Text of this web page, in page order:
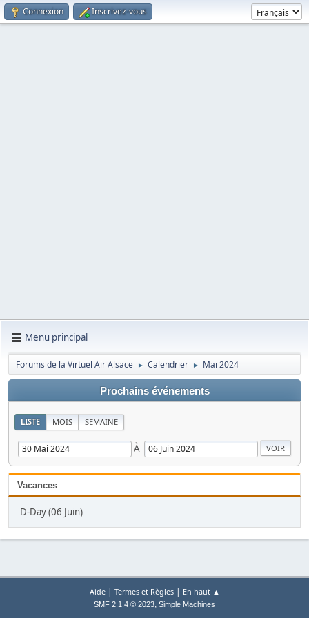
Connexion Inscrivez-vous
Menu principal
Forums de la Virtuel Air Alsace ► Calendrier ► Mai 2024
Prochains événements
LISTE MOIS SEMAINE
À
Vacances
D-Day (06 Juin)
Aide| Termes et Règles| En haut ▲
SMF 2.1.4 © 2023, Simple Machines